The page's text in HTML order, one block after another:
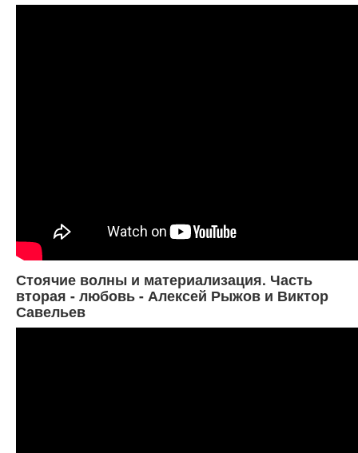
Стоячие волны и материализация. Часть
вторая - любовь - Алексей Рыжов и Виктор
Савельев